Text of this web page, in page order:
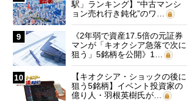
駅」ランキング】“中古マンシ
ョン売れ行き鈍化”のワ…
9
《2年弱で資産17.5倍の元証券
マンが「キオクシア急落で次に
狙う」5銘柄を公開》1…
10
【キオクシア・ショックの後に
狙う5銘柄】イベント投資家の
億り人・羽根英樹氏が…